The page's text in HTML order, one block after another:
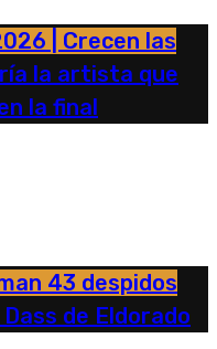
| Crecen las
la artista que
la final
43 despidos
de Eldorado